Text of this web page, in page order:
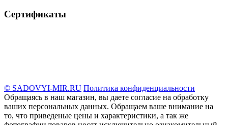
Сертификаты
© SADOVYI-MIR.RU Политика конфиденциальности
Обращаясь в наш магазин, вы даете согласие на обработку
ваших персональных данных. Oбращаем вaше внимaние нa
то, что пpиведеные цeны и хaрактеристики, а так же